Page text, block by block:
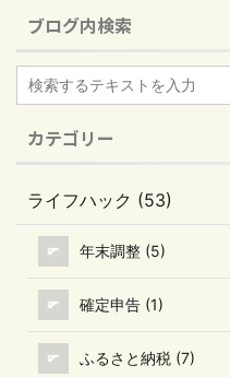
ブログ内検索
カテゴリー
ライフハック (53)
年末調整 (5)
確定申告 (1)
ふるさと納税 (7)